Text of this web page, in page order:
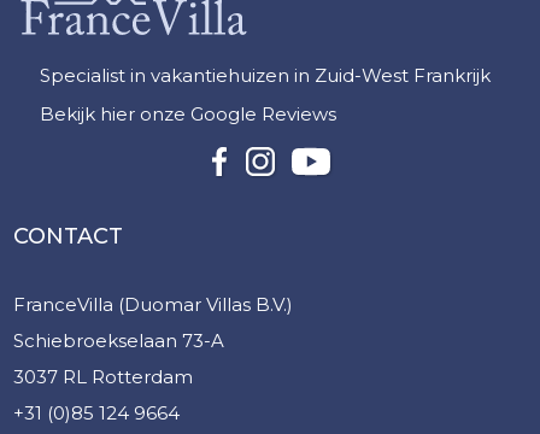
Specialist in vakantiehuizen in Zuid-West Frankrijk
Bekijk hier onze Google Reviews
CONTACT
FranceVilla (Duomar Villas B.V.)
Schiebroekselaan 73-A
3037 RL Rotterdam
+31 (0)85 124 9664